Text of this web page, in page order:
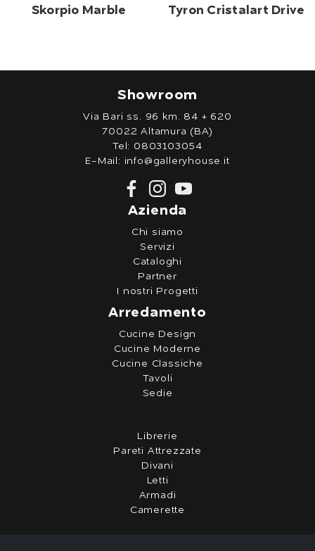
Skorpio Marble Tyron Cristalart Drive
Showroom
Via Bari ss. 96 km. 84 + 620
70022 Altamura (BA)
Tel: 0803103054
E-Mail: info@galleryhouse.it
Azienda
Chi siamo
Servizi
Cataloghi
Partner
I nostri Progetti
Arredamento
Cucine Design
Cucine Moderne
Cucine Classiche
Tavoli
Sedie
Librerie
Pareti Attrezzate
Divani
Letti
Armadi
Camerette